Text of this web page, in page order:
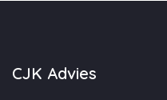
CJK Advies